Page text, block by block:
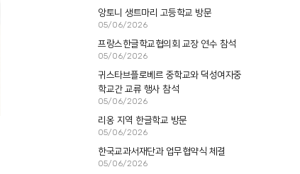
앙토니 생트마리 고등학교 방문
05/06/2026
프랑스한글학교협의회 교장 연수 참석
05/06/2026
귀스타브플로베르 중학교와 덕성여자중
학교간 교류 행사 참석
05/06/2026
리옹 지역 한글학교 방문
05/06/2026
한국교과서재단과 업무협약식 체결
05/06/2026